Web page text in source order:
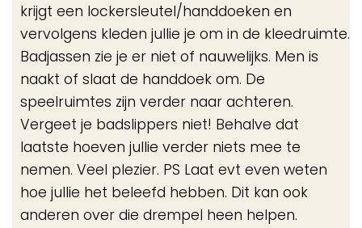
krijgt een lockersleutel/handdoeken en
vervolgens kleden jullie je om in de kleedruimte.
Badjassen zie je er niet of nauwelijks. Men is
naakt of slaat de handdoek om. De
speelruimtes zijn verder naar achteren.
Vergeet je badslippers niet! Behalve dat
laatste hoeven jullie verder niets mee te
nemen. Veel plezier. PS Laat evt even weten
hoe jullie het beleefd hebben. Dit kan ook
anderen over die drempel heen helpen.